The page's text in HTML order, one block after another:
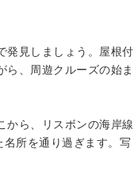
発見しましょう。屋根付
ら、周遊クルーズの始ま
から、リスボンの海岸線
所を通り過ぎます。写